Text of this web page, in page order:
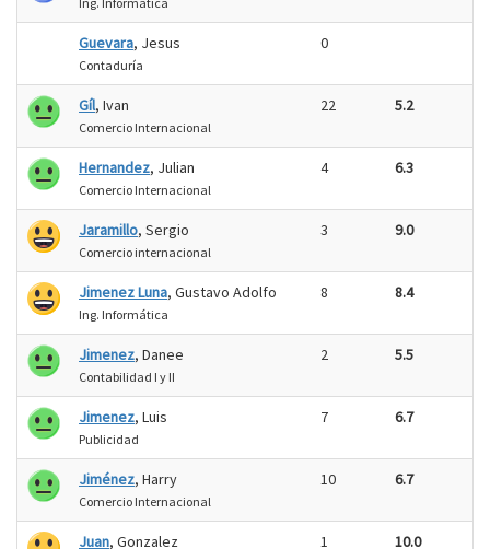
Guevara, Jesus
Contaduría
0
Gíl, Ivan
Comercio Internacional
22 5.2
Hernandez, Julian
Comercio Internacional
4 6.3
Jaramillo, Sergio
Comercio internacional
3 9.0
Jimenez Luna, Gustavo Adolfo
Ing. Informática
8 8.4
Jimenez, Danee
Contabilidad I y II
2 5.5
Jimenez, Luis
Publicidad
7 6.7
Jiménez, Harry
Comercio Internacional
10 6.7
Juan, Gonzalez 1 10.0